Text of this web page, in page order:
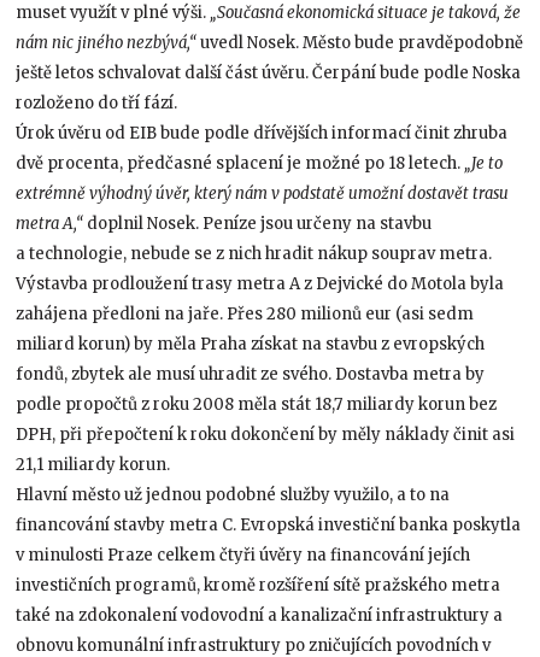
muset využít v plné výši.„Současná ekonomická situace je taková, že
nám nic jiného nezbývá,“uvedl Nosek. Město bude pravděpodobně
ještě letos schvalovat další část úvěru. Čerpání bude podle Noska
rozloženo do tří fází.
Úrok úvěru od EIB bude podle dřívějších informací činit zhruba
dvě procenta, předčasné splacení je možné po 18 letech.„Je to
extrémně výhodný úvěr, který nám v podstatě umožní dostavět trasu
metra A,“ doplnil Nosek. Peníze jsou určeny na stavbu
a technologie, nebude se z nich hradit nákup souprav metra.
Výstavba prodloužení trasy metra A z Dejvické do Motola byla
zahájena předloni na jaře. Přes 280 milionů eur (asi sedm
miliard korun) by měla Praha získat na stavbu z evropských
fondů, zbytek ale musí uhradit ze svého. Dostavba metra by
podle propočtů z roku 2008 měla stát 18,7 miliardy korun bez
DPH, při přepočtení k roku dokončení by měly náklady činit asi
21,1 miliardy korun.
Hlavní město už jednou podobné služby využilo, a to na
financování stavby metra C. Evropská investiční banka poskytla
v minulosti Praze celkem čtyři úvěry na financování jejích
investičních programů, kromě rozšíření sítě pražského metra
také na zdokonalení vodovodní a kanalizační infrastruktury a
obnovu komunální infrastruktury po zničujících povodních v